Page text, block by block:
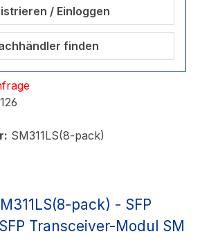
/ Einloggen
finden
SM311LS(8-pack)
pack) - SFP
Transceiver-Modul SM